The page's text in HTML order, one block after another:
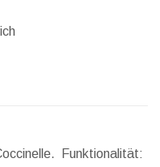
Funktionalität: